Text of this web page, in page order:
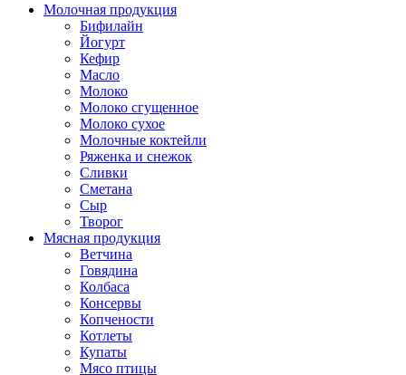
Молочная продукция
Бифилайн
Йогурт
Кефир
Масло
Молоко
Молоко сгущенное
Молоко сухое
Молочные коктейли
Ряженка и снежок
Сливки
Сметана
Сыр
Творог
Мясная продукция
Ветчина
Говядина
Колбаса
Консервы
Копчености
Котлеты
Купаты
Мясо птицы